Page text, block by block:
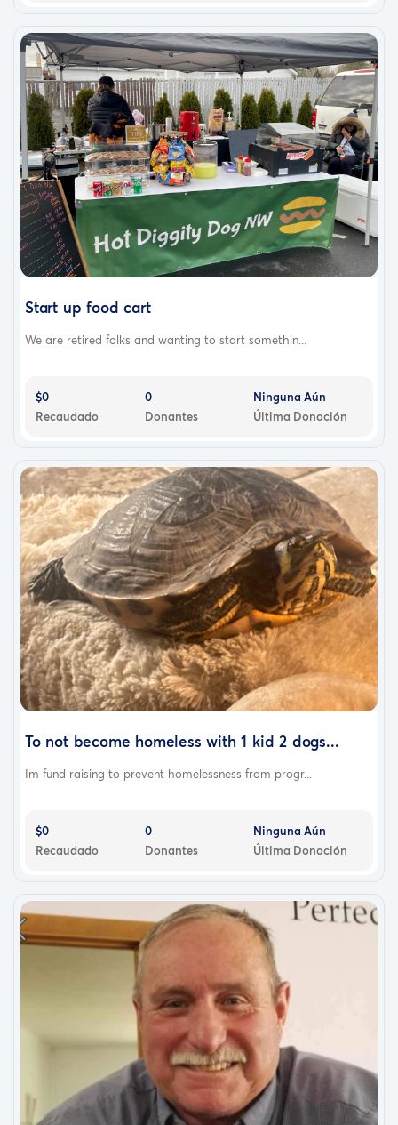
Start up food cart
We are retired folks and wanting to start somethin...
$0
Recaudado
0
Donantes
Ninguna Aún
Última Donación
To not become homeless with 1 kid 2 dogs...
Im fund raising to prevent homelessness from progr...
$0
Recaudado
0
Donantes
Ninguna Aún
Última Donación